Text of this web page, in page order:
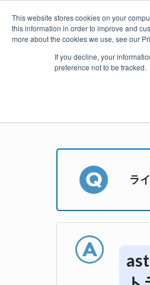
This website stores cookies on your
this information in order to improve and
more about the cookies we use, see our
If you decline, your
preference not to be tracked.
ラ